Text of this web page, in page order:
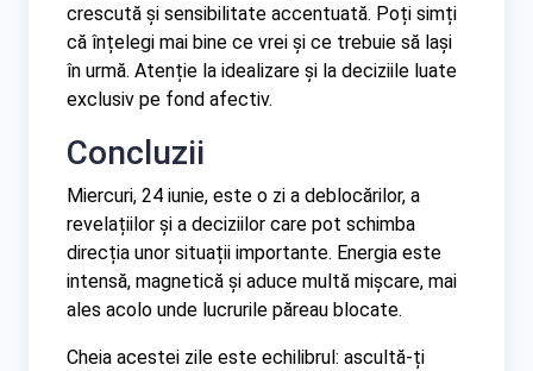
crescută și sensibilitate accentuată. Poți simți
că înțelegi mai bine ce vrei și ce trebuie să lași
în urmă. Atenție la idealizare și la deciziile luate
exclusiv pe fond afectiv.
Concluzii
Miercuri, 24 iunie, este o zi a deblocărilor, a
revelațiilor și a deciziilor care pot schimba
direcția unor situații importante. Energia este
intensă, magnetică și aduce multă mișcare, mai
ales acolo unde lucrurile păreau blocate.
Cheia acestei zile este echilibrul: ascultă-ți